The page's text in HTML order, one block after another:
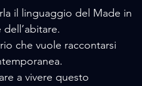
il linguaggio del Made in
che vuole raccontarsi
a vivere questo